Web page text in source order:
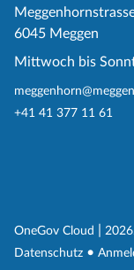
6045 Meggen
Mittwoch bis
+41 41 377 11 61
OneGov Cloud
Datenschutz (External